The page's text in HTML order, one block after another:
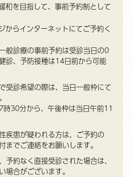
和を目指して、事前予約制として
からインターネットにてご予約く
般診療の事前予約は受診当日の0
診、予防接種は14日前から可能
受診希望の際は、当日一般枠にて
時30分から、午後枠は当日午前11
疾患が疑われる方は、ご予約の
までご連絡をお願いします。
予約なく直接受診された場合は、
場合がございます。